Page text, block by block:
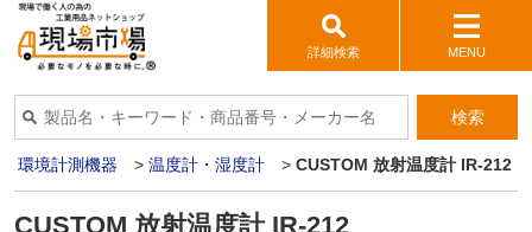
詳細検索 MENU
検索
環境計測機器 > 温度計・湿度計 > CUSTOM 放射温度計 IR-212
CUSTOM 放射温度計 IR-212